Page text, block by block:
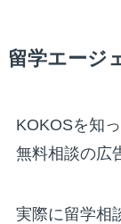
留学エージ
KOKOSを知
無料相談の広
実際に留学相